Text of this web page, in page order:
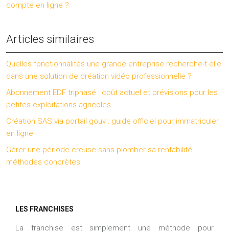
compte en ligne ?
Articles similaires
Quelles fonctionnalités une grande entreprise recherche-t-elle
dans une solution de création vidéo professionnelle ?
Abonnement EDF triphasé : coût actuel et prévisions pour les
petites exploitations agricoles
Création SAS via portail gouv : guide officiel pour immatriculer
en ligne
Gérer une période creuse sans plomber sa rentabilité :
méthodes concrètes
LES FRANCHISES
La franchise est simplement une méthode pour